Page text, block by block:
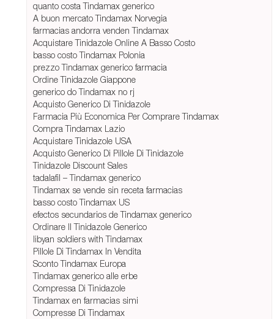
quanto costa Tindamax generico
A buon mercato Tindamax Norvegia
farmacias andorra venden Tindamax
Acquistare Tinidazole Online A Basso Costo
basso costo Tindamax Polonia
prezzo Tindamax generico farmacia
Ordine Tinidazole Giappone
generico do Tindamax no rj
Acquisto Generico Di Tinidazole
Farmacia Più Economica Per Comprare Tindamax
Compra Tindamax Lazio
Acquistare Tinidazole USA
Acquisto Generico Di Pillole Di Tinidazole
Tinidazole Discount Sales
tadalafil – Tindamax generico
Tindamax se vende sin receta farmacias
basso costo Tindamax US
efectos secundarios de Tindamax generico
Ordinare Il Tinidazole Generico
libyan soldiers with Tindamax
Pillole Di Tindamax In Vendita
Sconto Tindamax Europa
Tindamax generico alle erbe
Compressa Di Tinidazole
Tindamax en farmacias simi
Compresse Di Tindamax